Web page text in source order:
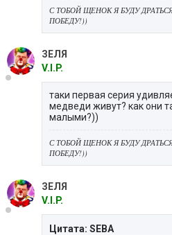
С ТОБОЙ ЩЕНОК Я БУДУ
ПОБЕДУ!))
ЗЕЛЯ
V.I.P.
таки первая серия
медведи живут? как они
малыми?))
С ТОБОЙ ЩЕНОК Я БУДУ
ПОБЕДУ!))
ЗЕЛЯ
V.I.P.
Цитата: SEBA